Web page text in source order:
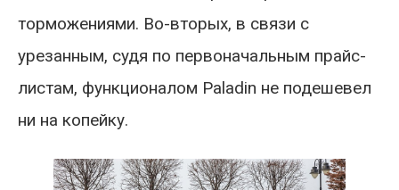
торможениями. Во-вторых, в связи с
урезанным, судя по первоначальным прайс-
листам, функционалом Paladin не подешевел
ни на копейку.